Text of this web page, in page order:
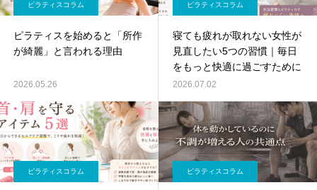
ピラティスコラム
ピラティスを始めると「所作
が綺麗」と言われる理由
2026.05.26
ピラティスコラム
寝ても疲れが取れない女性が
見直したい5つの習慣｜毎日
をもっと快適に過ごすために
2026.07.02
ピラティスコラム ピラティスコラム